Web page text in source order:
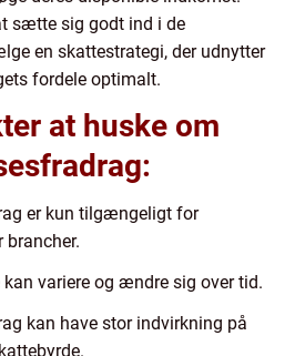
sætte sig godt ind i de
en skattestrategi, der udnytter
fordele optimalt.
at huske om
er kun tilgængeligt for
brancher.
variere og ændre sig over tid.
kan have stor indvirkning på